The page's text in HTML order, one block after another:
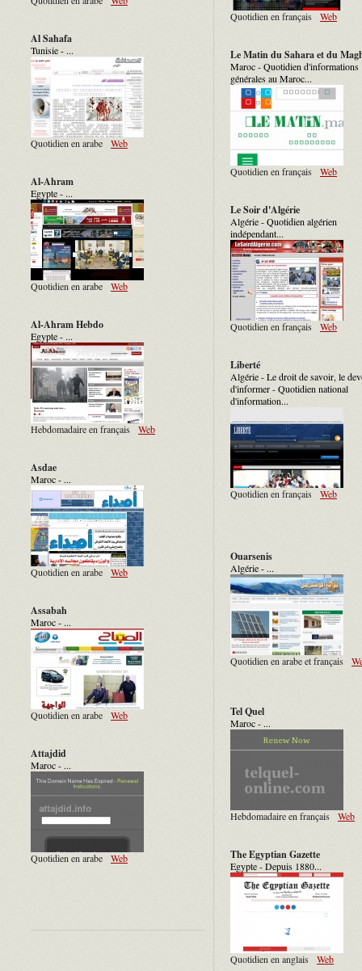
Al Sahafa
Tunisie - ...
Quotidien en arabe Web
Al-Ahram
Egypte - ...
Quotidien en arabe Web
Al-Ahram Hebdo
Egypte - ...
Hebdomadaire en français Web
Asdae
Maroc - ...
Quotidien en arabe Web
Assabah
Maroc - ...
Quotidien en arabe Web
Attajdid
Maroc - ...
Quotidien en arabe Web
Quotidien en français Web
Le Matin du Sahara et du
Maroc - Quotidien d'informations
générales au Maroc...
Quotidien en français Web
Le Soir d'Algérie
Algérie - Quotidien algérien
indépendant...
Quotidien en français Web
Liberté
Algérie - Le droit de savoir, le
d'informer - Quotidien national
d'information...
Quotidien en français Web
Ouarsenis
Algérie - ...
Quotidien en arabe et français
Tel Quel
Maroc - ...
Hebdomadaire en français Web
The Egyptian Gazette
Egypte - Depuis 1880...
Quotidien en anglais Web